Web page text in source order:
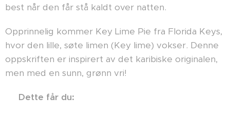
best når den får stå kaldt over natten.
Opprinnelig kommer Key Lime Pie fra Florida Keys,
hvor den lille, søte limen (Key lime) vokser. Denne
oppskriften er inspirert av det karibiske originalen,
men med en sunn, grønn vri!
Dette får du: